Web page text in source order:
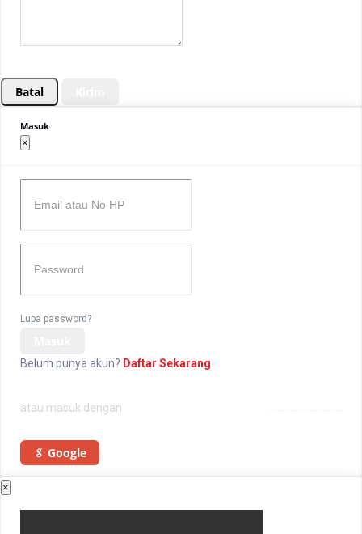
Batal
Masuk
×
Lupa password?
Belum punya akun? Daftar Sekarang
atau masuk dengan
Google
×